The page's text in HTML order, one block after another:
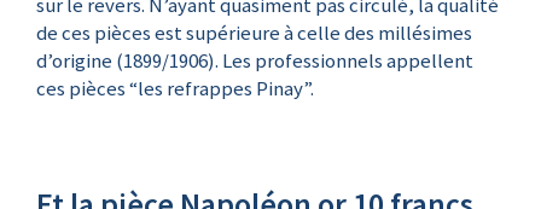
de ces pièces est supérieure à celle des millésimes
d’origine (1899/1906). Les professionnels appellent
ces pièces “les refrappes Pinay”.